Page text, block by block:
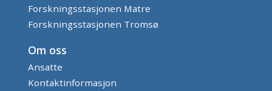
Forskningsstasjonen Matre
Forskningsstasjonen Tromsø
Om oss
Ansatte
Kontaktinformasjon